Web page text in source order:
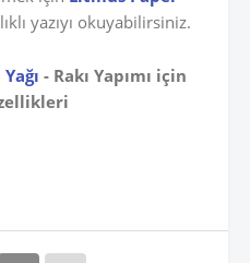
yazıyı okuyabilirsiniz.
- Rakı Yapımı için